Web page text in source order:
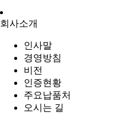
회사소개
인사말
경영방침
비전
인증현황
주요납품처
오시는 길